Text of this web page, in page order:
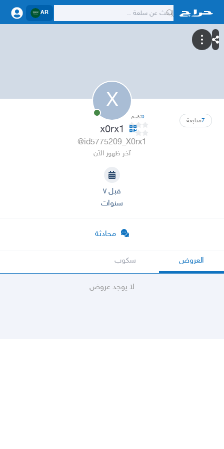
AR
X
7متابعة 0تقييم
x0rx1
@id5775209_X0rx1
آخر ظهور الآن
قبل ٧
سنوات
محادثة
العروض سكوب
لا يوجد عروض